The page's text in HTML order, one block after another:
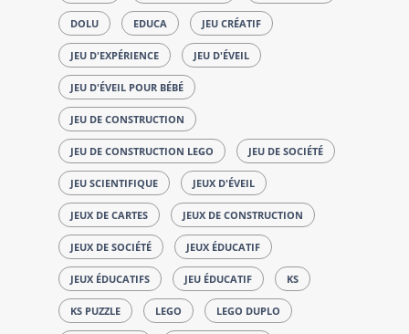
DOLU EDUCA JEU CRÉATIF
JEU D'EXPÉRIENCE JEU D'ÉVEIL
JEU D'ÉVEIL POUR BÉBÉ
JEU DE CONSTRUCTION
JEU DE CONSTRUCTION LEGO JEU DE SOCIÉTÉ
JEU SCIENTIFIQUE JEUX D'ÉVEIL
JEUX DE CARTES JEUX DE CONSTRUCTION
JEUX DE SOCIÉTÉ JEUX ÉDUCATIF
JEUX ÉDUCATIFS JEU ÉDUCATIF KS
KS PUZZLE LEGO LEGO DUPLO